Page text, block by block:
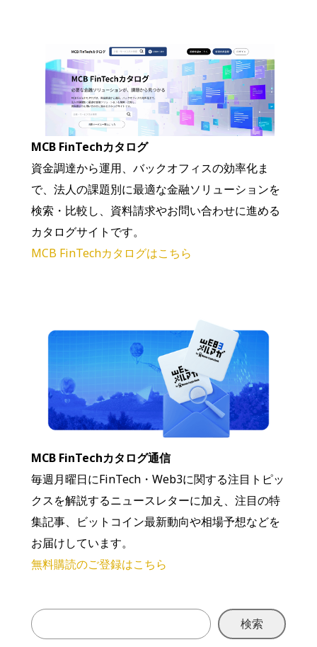
MCB FinTechカタログ
資金調達から運用、バックオフィスの効率化ま
で、法人の課題別に最適な金融ソリューションを
検索・比較し、資料請求やお問い合わせに進める
カタログサイトです。
MCB FinTechカタログはこちら
MCB FinTechカタログ通信
毎週月曜日にFinTech・Web3に関する注目トピッ
クスを解説するニュースレターに加え、注目の特
集記事、ビットコイン最新動向や相場予想などを
お届けしています。
無料購読のご登録はこちら
検索